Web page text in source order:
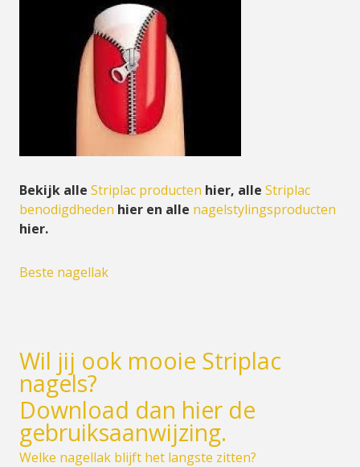
Bekijk alle Striplac producten hier, alle Striplac
benodigdheden hier en alle nagelstylingsproducten
hier.
Beste nagellak
Wil jij ook mooie Striplac
nagels?
Download dan hier de
gebruiksaanwijzing.
Welke nagellak blijft het langste zitten?